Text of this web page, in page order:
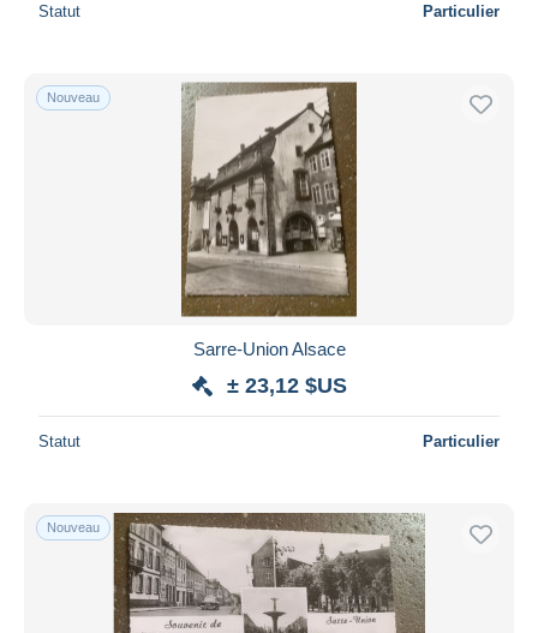
Statut Particulier
Nouveau
Sarre-Union Alsace
± 23,12 $US
Statut Particulier
Nouveau